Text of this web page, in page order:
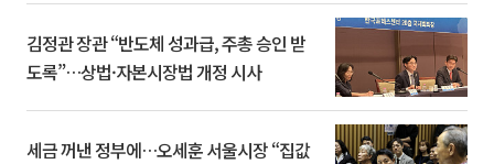
김정관 장관 “반도체 성과급, 주총 승인 받
도록”…상법·자본시장법 개정 시사
세금 꺼낸 정부에…오세훈 서울시장 “집값